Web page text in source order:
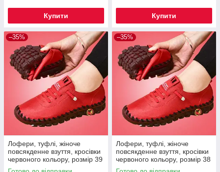
Купити Купити
–35%
Лофери, туфлі, жіноче
повсякденне взуття, кросівки
червоного кольору, розмір 39
Код 67-0018
–35%
Лофери, туфлі, жіноче
повсякденне взуття, кросівки
червоного кольору, розмір 38
Код 67-0017